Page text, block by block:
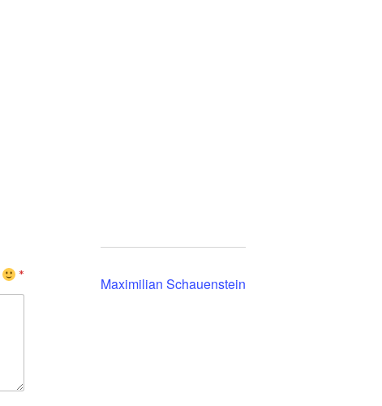
*
Maximilian Schauenstein